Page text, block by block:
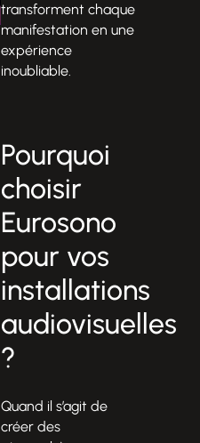
transforment chaque
manifestation en une
expérience
inoubliable.
Pourquoi
choisir
Eurosono
pour vos
installations
audiovisuelles
?
Quand il s’agit de
créer des